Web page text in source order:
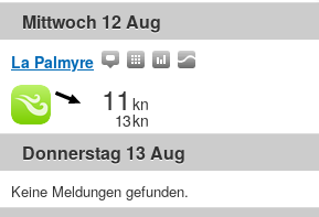
Mittwoch 12 Aug
La Palmyre
11 kn
13kn
Donnerstag 13 Aug
Keine Meldungen gefunden.